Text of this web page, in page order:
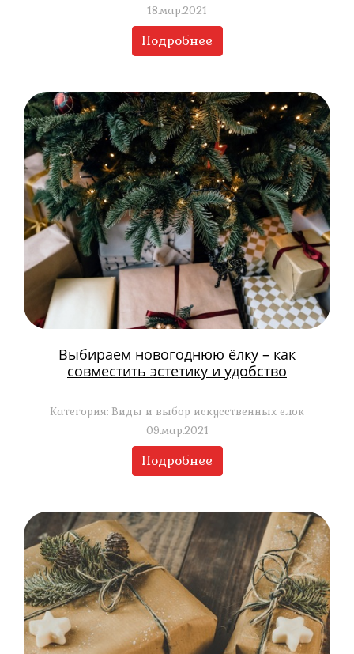
18.мар.2021
Подробнее
Выбираем новогоднюю ёлку – как
совместить эстетику и удобство
Категория: Виды и выбор искусственных елок
09.мар.2021
Подробнее